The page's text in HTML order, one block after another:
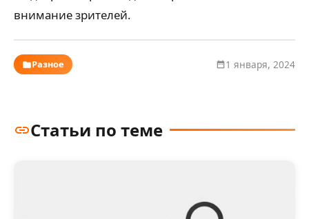
внимание зрителей.
Разное 1 января, 2024
Статьи по теме